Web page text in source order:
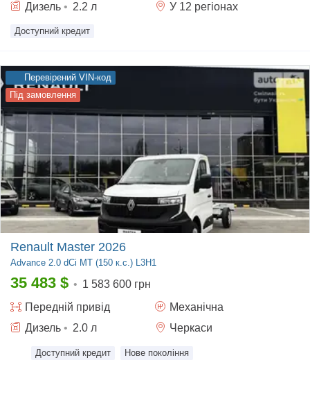
Дизель • 2.2 л У 12 регіонах
Доступний кредит
Перевірений VIN-код
Під замовлення
Renault Master 2026
Advance 2.0 dCi MT (150 к.с.) L3H1
35 483 $ • 1 583 600 грн
Передній привід
Механічна
Дизель • 2.0 л Черкаси
Доступний кредит Нове покоління